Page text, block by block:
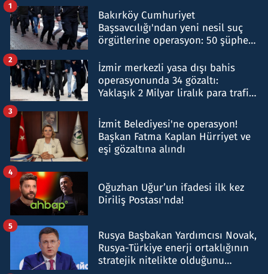
Bakırköy Cumhuriyet
Başsavcılığı'ndan yeni nesil suç
örgütlerine operasyon: 50 şüpheli
1
İzmir merkezli yasa dışı bahis
operasyonunda 34 gözaltı:
Yaklaşık 2 Milyar liralık para trafiği
2
İzmit Belediyesi'ne operasyon!
Başkan Fatma Kaplan Hürriyet ve
eşi gözaltına alındı
3
Oğuzhan Uğur’un ifadesi ilk kez
Diriliş Postası'nda!
4
Rusya Başbakan Yardımcısı Novak,
Rusya-Türkiye enerji ortaklığının
stratejik nitelikte olduğunu
5